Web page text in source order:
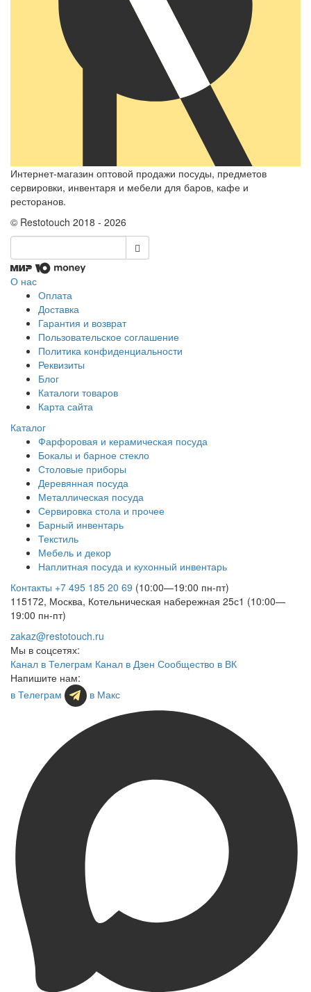
Интернет-магазин оптовой продажи посуды, предметов
сервировки, инвентаря и мебели для баров, кафе и
ресторанов.
© Restotouch 2018 - 2026
О нас
Оплата
Доставка
Гарантия и возврат
Пользовательское соглашение
Политика конфиденциальности
Реквизиты
Блог
Каталоги товаров
Карта сайта
Каталог
Фарфоровая и керамическая посуда
Бокалы и барное стекло
Столовые приборы
Деревянная посуда
Металлическая посуда
Сервировка стола и прочее
Барный инвентарь
Текстиль
Мебель и декор
Наплитная посуда и кухонный инвентарь
Контакты +7 495 185 20 69 (10:00—19:00 пн-пт)
115172, Москва, Котельническая набережная 25с1 (10:00—
19:00 пн-пт)
zakaz@restotouch.ru
Мы в соцсетях:
Канал в Телеграм Канал в Дзен Сообщество в ВК
Напишите нам:
в Телеграм
в Макс